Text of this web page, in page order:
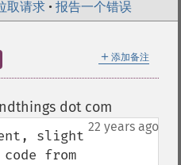
取请求 • 报告一个错误
＋ 添加备注
dot com
22 years ago
slight
from